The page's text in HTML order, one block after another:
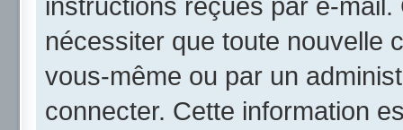
nécessiter que toute nouvelle
vous-même ou par un
connecter. Cette information